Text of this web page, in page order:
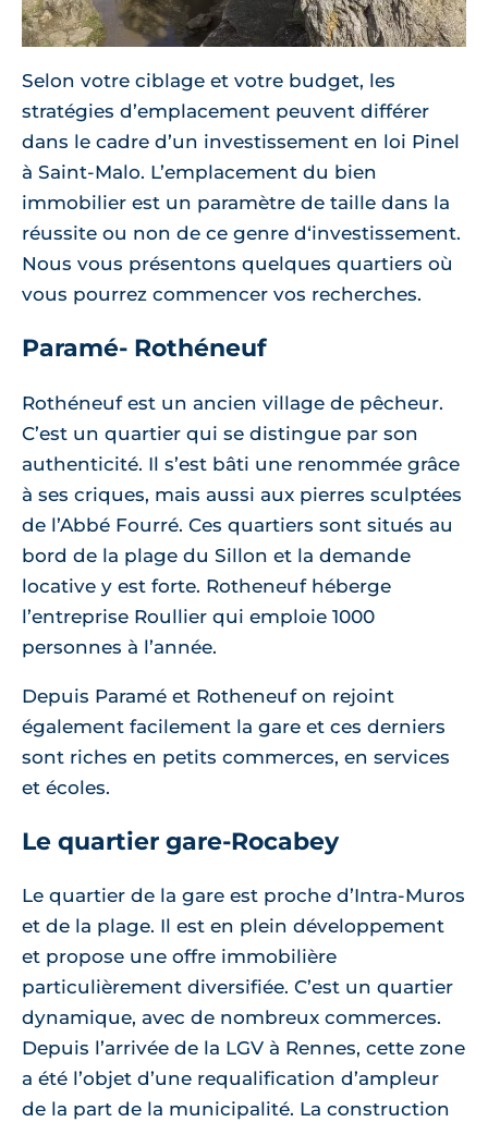
Selon votre ciblage et votre budget, les
stratégies d’emplacement peuvent différer
dans le cadre d’un investissement en loi Pinel
à Saint-Malo. L’emplacement du bien
immobilier est un paramètre de taille dans la
réussite ou non de ce genre d‘investissement.
Nous vous présentons quelques quartiers où
vous pourrez commencer vos recherches.
Paramé- Rothéneuf
Rothéneuf est un ancien village de pêcheur.
C’est un quartier qui se distingue par son
authenticité. Il s’est bâti une renommée grâce
à ses criques, mais aussi aux pierres sculptées
de l’Abbé Fourré. Ces quartiers sont situés au
bord de la plage du Sillon et la demande
locative y est forte. Rotheneuf héberge
l’entreprise Roullier qui emploie 1000
personnes à l’année.
Depuis Paramé et Rotheneuf on rejoint
également facilement la gare et ces derniers
sont riches en petits commerces, en services
et écoles.
Le quartier gare-Rocabey
Le quartier de la gare est proche d’Intra-Muros
et de la plage. Il est en plein développement
et propose une offre immobilière
particulièrement diversifiée. C’est un quartier
dynamique, avec de nombreux commerces.
Depuis l’arrivée de la LGV à Rennes, cette zone
a été l’objet d’une requalification d’ampleur
de la part de la municipalité. La construction